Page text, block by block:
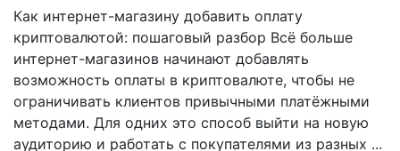
Как интернет-магазину добавить оплату
криптовалютой: пошаговый разбор Всё больше
интернет-магазинов начинают добавлять
возможность оплаты в криптовалюте, чтобы не
ограничивать клиентов привычными платёжными
методами. Для одних это способ выйти на новую
аудиторию и работать с покупателями из разных ...